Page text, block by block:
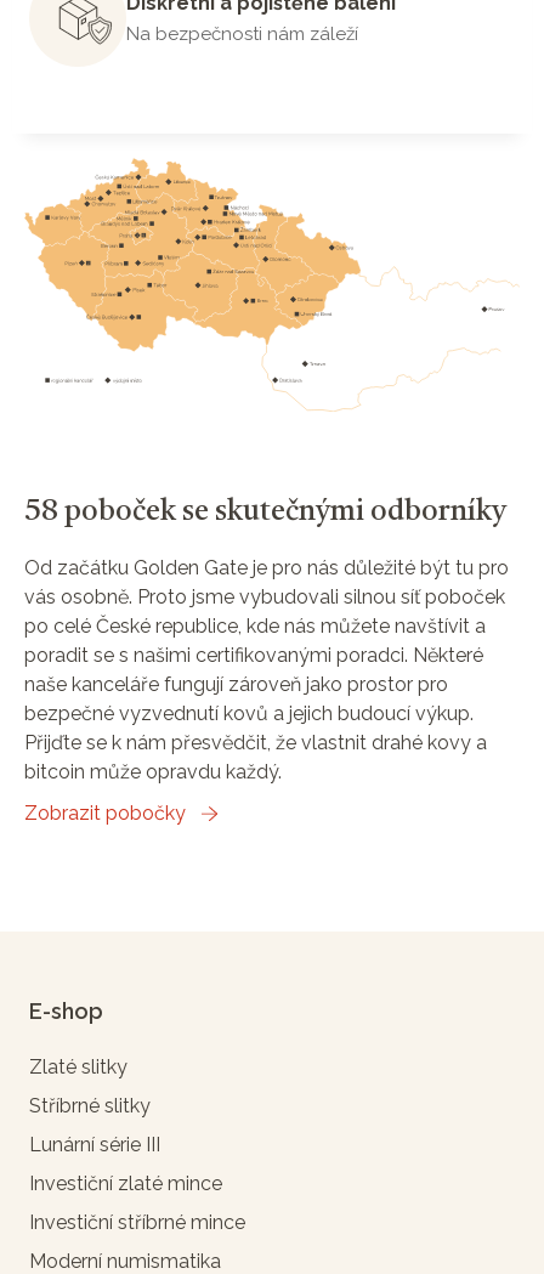
Na bezpečnosti nám záleží
58 poboček se skutečnými odborníky
Od začátku Golden Gate je pro nás důležité být tu pro
vás osobně. Proto jsme vybudovali silnou síť poboček
po celé České republice, kde nás můžete navštívit a
poradit se s našimi certifikovanými poradci. Některé
naše kanceláře fungují zároveň jako prostor pro
bezpečné vyzvednutí kovů a jejich budoucí výkup.
Přijďte se k nám přesvědčit, že vlastnit drahé kovy a
bitcoin může opravdu každý.
Zobrazit pobočky
E-shop
Zlaté slitky
Stříbrné slitky
Lunární série III
Investiční zlaté mince
Investiční stříbrné mince
Moderní numismatika